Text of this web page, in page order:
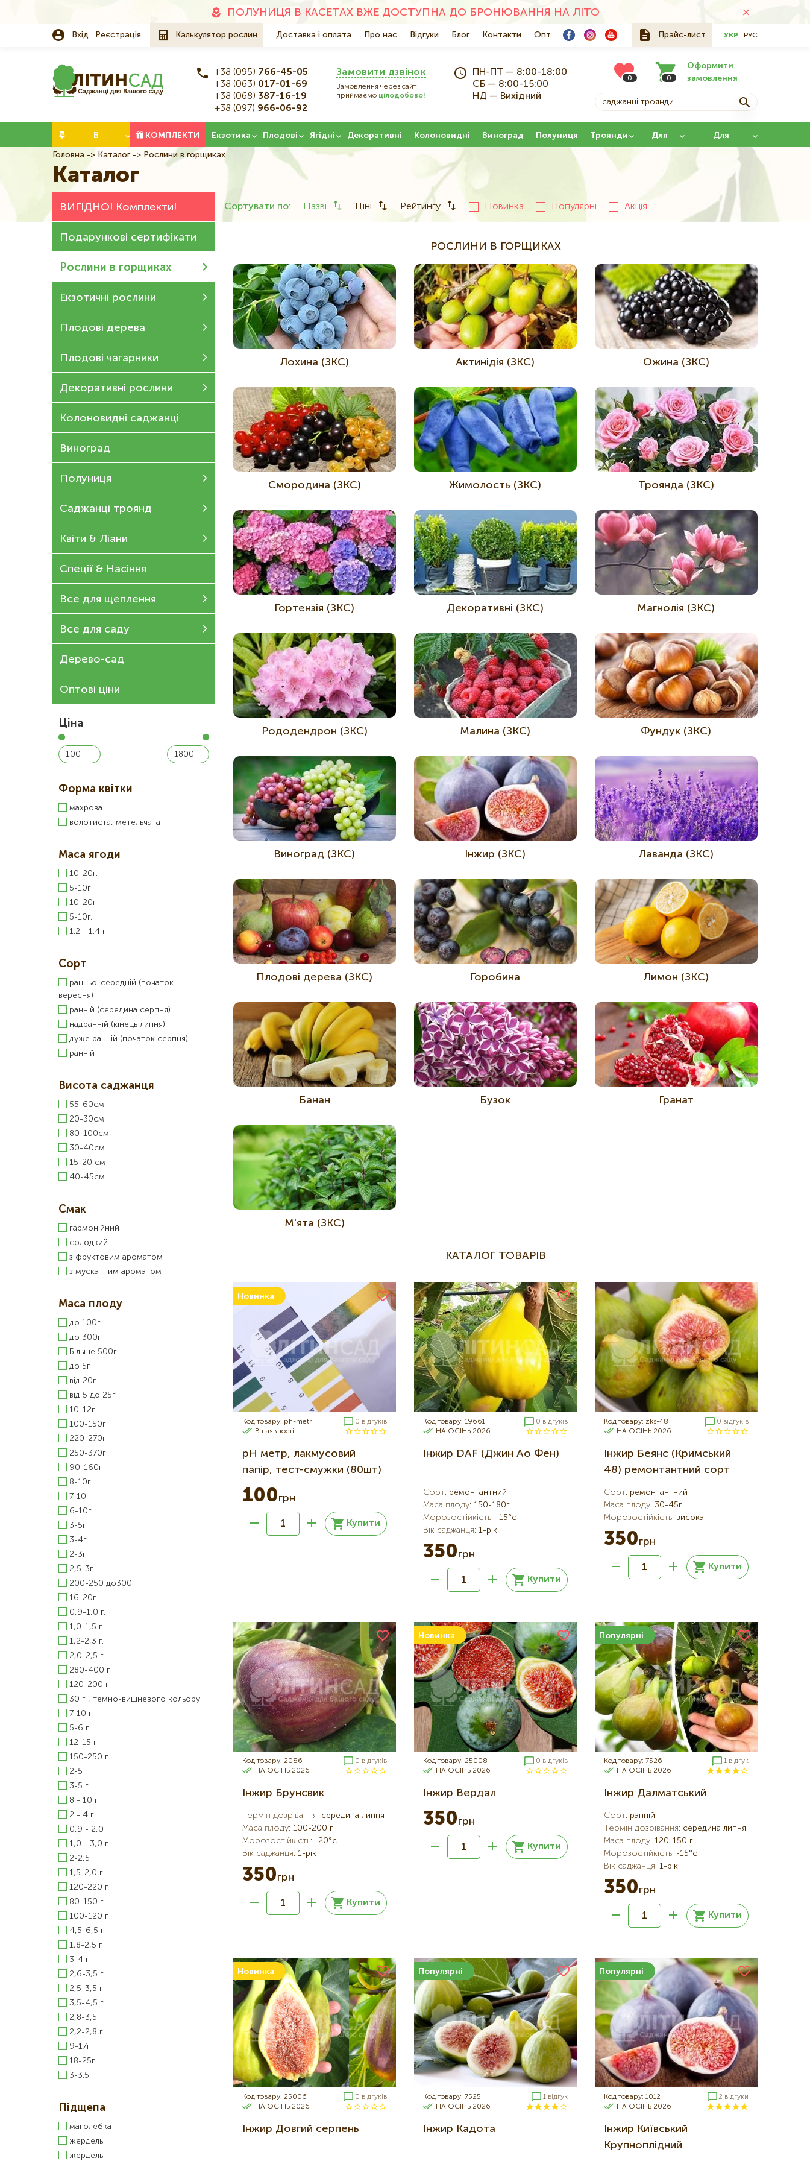
ПОЛУНИЦЯ В КАСЕТАХ ВЖЕ ДОСТУПНА ДО БРОНЮВАННЯ НА ЛІТО
Вхід Реєстрація Калькулятор рослин Основна
Доставка і оплата Про нас Відгуки Блог Контакти Опт Прайс-лист УКР РУС
+38 (095) 766-45-05
+38 (063) 017-01-69
+38 (068) 387-16-19
+38 (097) 966-06-92
Замовити дзвінок
Замовлення через сайт
приймаємо цілодобово!
ПН-ПТ — 8:00-18:00
СБ — 8:00-15:00
НД — Вихідний
0
Оформити
замовлення
0
В
КОМПЛЕКТИ Екзотика Плодові Ягідні Декоративні Колоновидні Виноград Полуниця Троянди Для Для
щеплення
Рядок
навіґації
Головна Каталог Рослини в горщиках
Каталог
ВИГІДНО! Комплекти!
Подарункові сертифікати
Рослини в горщиках
Екзотичні рослини
Плодові дерева
Плодові чагарники
Декоративні рослини
Колоновидні саджанці
Виноград
Полуниця
Саджанці троянд
Квіти & Ліани
Спеції & Насіння
Все для щеплення
Все для саду
Дерево-сад
Оптові ціни
Ціна
Форма квітки
махрова
волотиста, метельчата
Маса ягоди
10-20г.
5-10г
10-20г
5-10г.
1.2 - 1.4 г
Сорт
ранньо-середній (початок
вересня)
ранній (середина серпня)
надранній (кінець липня)
дуже ранній (початок серпня)
ранній
Висота саджанця
55-60см.
20-30см.
80-100см.
30-40см.
15-20 см
40-45см
Смак
гармонійний
солодкий
з фруктовим ароматом
з мускатним ароматом
Маса плоду
до 100г
до 300г
Більше 500г
до 5г
від 20г
від 5 до 25г
10-12г
100-150г
220-270г
250-370г
90-160г
8-10г
7-10г
6-10г
3-5г
3-4г
2-3г
2,5-3г
200-250 до300г
16-20г
0,9-1,0 г.
1,0-1,5 г.
1,2-2,3 г.
2,0-2,5 г.
280-400 г
120-200 г
30 г , темно-вишневого кольору
7-10 г
5-6 г
12-15 г
150-250 г
2-5 г
3-5 г
8 - 10 г
2 - 4 г
0,9 - 2,0 г
1,0 - 3,0 г
2-2,5 г
1,5-2,0 г
120-220 г
80-150 г
100-120 г
4,5-6,5 г
1,8-2,5 г
3-4 г
2,6-3,5 г
2,5-3,5 г
3,5-4,5 г
2,8-3,5
2,2-2,8 г
9-17г
18-25г
3-3.5г
Підщепа
маголебка
жердель
жердель
Сортувати по: Назві Ціні Рейтингу Новинка Популярні Акція
РОСЛИНИ В ГОРЩИКАХ
Лохина (ЗКС) Актинідія (ЗКС) Ожина (ЗКС)
Смородина (ЗКС) Жимолость (ЗКС) Троянда (ЗКС)
Гортензія (ЗКС) Декоративні (ЗКС) Магнолія (ЗКС)
Рододендрон (ЗКС) Малина (ЗКС) Фундук (ЗКС)
Виноград (ЗКС) Інжир (ЗКС) Лаванда (ЗКС)
Плодові дерева (ЗКС) Горобина Лимон (ЗКС)
Банан Бузок Гранат
М'ята (ЗКС)
КАТАЛОГ ТОВАРІВ
Новинка
Код товару: ph-metr
0 відгуків
В наявності
pH метр, лакмусовий
папір, тест-смужки (80шт)
100грн
Купити
Код товару: 19661
0 відгуків
НА ОСІНЬ 2026
Інжир DAF (Джин Ао Фен)
Сорт: ремонтантний
Маса плоду: 150-180г
Морозостійкість: -15°c
Вік саджанця: 1-рік
350грн
Купити
Код товару: zks-48
0 відгуків
НА ОСІНЬ 2026
Інжир Беянс (Кримський
48) ремонтантний сорт
Сорт: ремонтантний
Маса плоду: 30-45г
Морозостійкість: висока
350грн
Купити
Код товару: 2086
0 відгуків
НА ОСІНЬ 2026
Інжир Брунсвик
Термін дозрівання: середина липня
Маса плоду: 100-200 г
Морозостійкість: -20°c
Вік саджанця: 1-рік
350грн
Купити
Новинка
Код товару: 25008
0 відгуків
НА ОСІНЬ 2026
Інжир Вердал
350грн
Купити
Популярні
Код товару: 7526
1 відгук
НА ОСІНЬ 2026
Інжир Далматський
Сорт: ранній
Термін дозрівання: середина липня
Маса плоду: 120-150 г
Морозостійкість: -15°c
Вік саджанця: 1-рік
350грн
Купити
Новинка
Код товару: 25006
0 відгуків
НА ОСІНЬ 2026
Інжир Довгий серпень
Популярні
Код товару: 7525
1 відгук
НА ОСІНЬ 2026
Інжир Кадота
Популярні
Код товару: 1012
2 відгуки
НА ОСІНЬ 2026
Інжир Київський
Крупноплідний